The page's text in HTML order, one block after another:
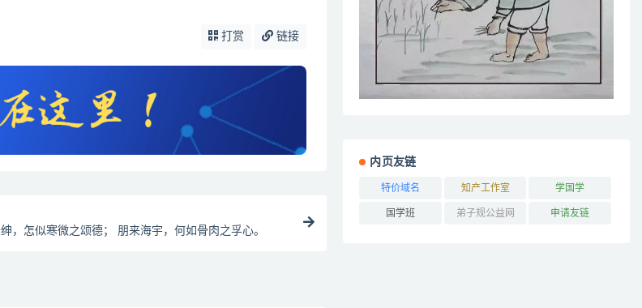
打赏 链接
，怎似寒微之颂德； 朋来海宇，何如骨肉之孚心。
内页友链
特价域名 知产工作室 学国学
国学班 弟子规公益网 申请友链